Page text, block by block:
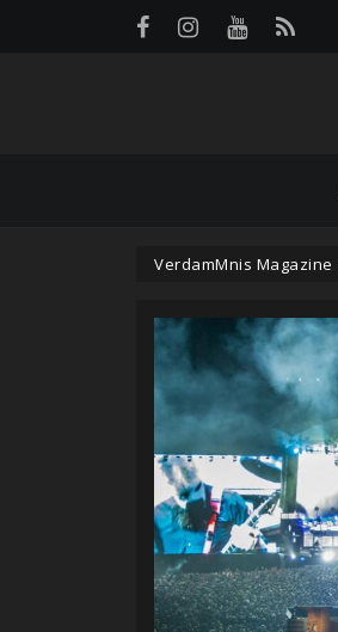
VerdamMnis Magazine
Panneau de gestion des cookies